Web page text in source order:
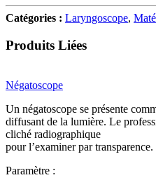
Catégories : Laryngoscope,
Produits Liées
Négatoscope
Un négatoscope se présente
diffusant de la lumière. Le
cliché radiographique
pour l’examiner par transparence.
Paramètre :